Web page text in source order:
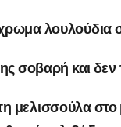
λουλούδια
σοβαρή και
μελισσούλα στο